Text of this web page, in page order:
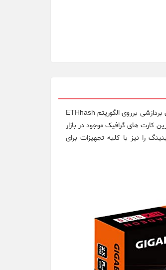
کارت گرافیک ماینینگ سری AMD RX580 ساخت گیگابات با انجام فرآیند بایوس مود 31.5 مگاهش توان بردازشی برروی الگوریتم ETHhash
و یکی از قابل اطمینان ترین کارت های گرافیک موجود در بازار
را نیز با کلیه تجهیزات برای